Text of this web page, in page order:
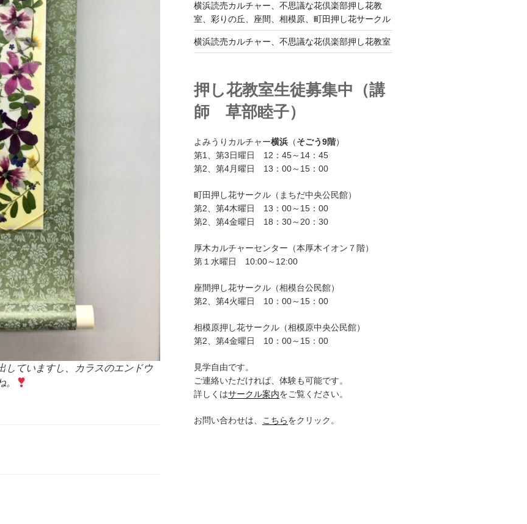
していますし、カラスのエンドウ
横浜読売カルチャー、不思議な花倶楽部押し花教
室、彩りの丘、座間、相模原、町田押し花サークル
横浜読売カルチャー、不思議な花倶楽部押し花教室
押し花教室生徒募集中（講
師 草部睦子）
よみうりカルチャー横浜（そごう9階）
第1、第3日曜日 12：45～14：45
第2、第4月曜日 13：00～15：00
町田押し花サークル（まちだ中央公民館）
第2、第4木曜日 13：00～15：00
第2、第4金曜日 18：30～20：30
厚木カルチャーセンター（本厚木イオン７階）
第１水曜日 10:00～12:00
座間押し花サークル（相模台公民館）
第2、第4火曜日 10：00～15：00
相模原押し花サークル（相模原中央公民館）
第2、第4金曜日 10：00～15：00
見学自由です。
ご連絡いただければ、体験も可能です。
詳しくはサークル案内をご覧ください。
お問い合わせは、 こちらをクリック。